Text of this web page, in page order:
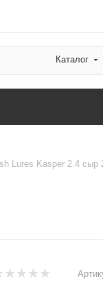
Каталог
Lures Kasper 2.4 сыр